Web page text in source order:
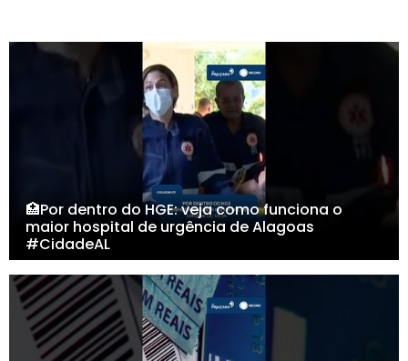
🏥Por dentro do HGE: veja como funciona o
maior hospital de urgência de Alagoas
#CidadeAL